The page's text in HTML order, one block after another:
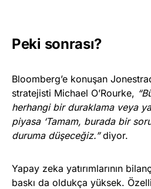
Peki sonrası?
Bloomberg’e konuşan
stratejisti Michael O’Rourke,
herhangi bir duraklama veya
piyasa ‘Tamam, burada bir
duruma düşeceğiz.”diyor.
Yapay zeka yatırımlarının
baskı da oldukça yüksek.